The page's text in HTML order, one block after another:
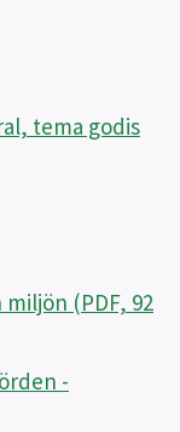
tema godis
(PDF, 92
-